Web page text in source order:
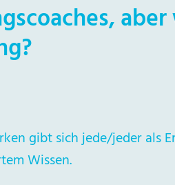
gibt sich jede/jeder als
Wissen.